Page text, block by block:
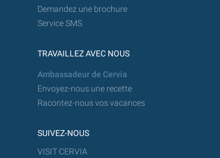
Demandez une brochure
Service SMS
TRAVAILLEZ AVEC NOUS
Ambassadeur de Cervia
Envoyez-nous une recette
Racontez-nous vos vacances
SUIVEZ-NOUS
VISIT CERVIA